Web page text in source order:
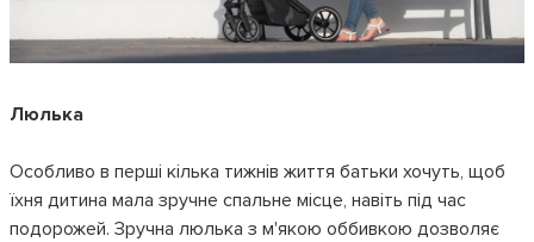
Люлька
Особливо в перші кілька тижнів життя батьки хочуть, щоб
їхня дитина мала зручне спальне місце, навіть під час
подорожей. Зручна люлька з м'якою оббивкою дозволяє